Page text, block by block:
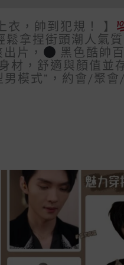
衣，帥到犯規！ 】
拿捏街頭潮人氣質
片，
黑色酷帥
材，舒適與顏值並
模式”，約會/聚會